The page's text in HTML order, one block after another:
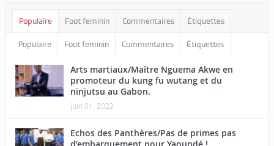
Populaire Foot feminin Commentaires Étiquettes
Populaire Foot feminin Commentaires Étiquettes
Arts martiaux/Maître Nguema Akwe en
promoteur du kung fu wutang et du
ninjutsu au Gabon.
juin 01, 2022
Echos des Panthères/Pas de primes pas
d’embarquement pour Yaoundé !